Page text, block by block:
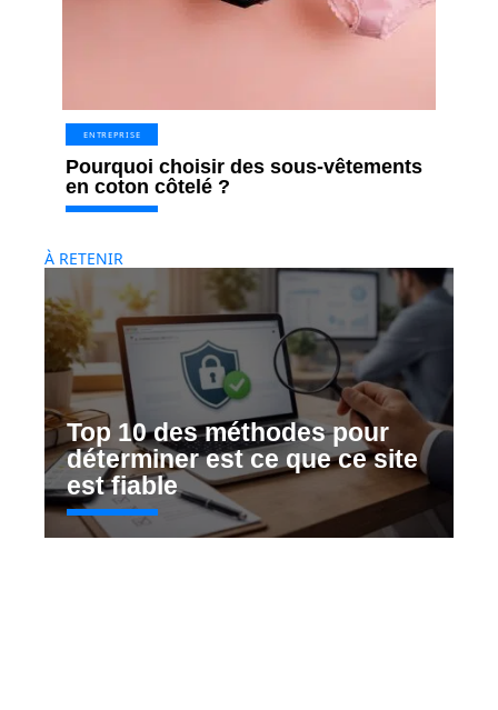
ENTREPRISE
Pourquoi choisir des sous-vêtements
en coton côtelé ?
À RETENIR
Top 10 des méthodes pour
déterminer est ce que ce site
est fiable